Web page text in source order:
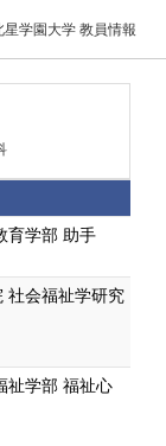
星学園大学 教員情報
育学部 助手
社会福祉学研究
祉学部 福祉心